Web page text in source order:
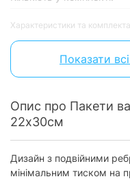
Характеристики та
Показати
Опис про Пакети
22х30см
Дизайн з подвійними
мінімальним тиском на